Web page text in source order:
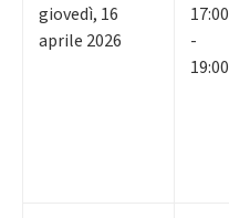
giovedì, 16
aprile 2026
17:00
-
19:00